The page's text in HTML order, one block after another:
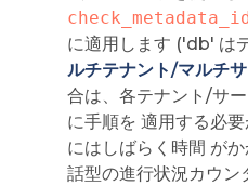
に適用します ('db' は
ルチテナント/マルチ
合は、各テナント/サ
に手順を 適用する必
にはしばらく時間 が
話型の進行状況カウン